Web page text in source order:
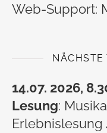
Web-Support:
NÄCHSTE
14.07. 2026,
Lesung:
Erlebnislesung